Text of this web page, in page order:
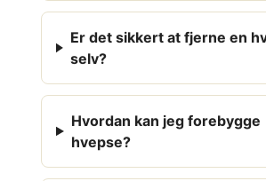
Er det sikkert at fjerne en
selv?
Hvordan kan jeg forebygge
hvepse?